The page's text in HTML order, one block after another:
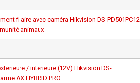
filaire avec caméra Hikvision DS-PD501PC12
animaux
PIR longue portée Hikvision DS-PDC15-EG2(B)
pour ala
filaire Hikvision DS-PD701DT18AM portée 18
/ intérieure (12V) Hikvision DS-
AX HYBRID PRO